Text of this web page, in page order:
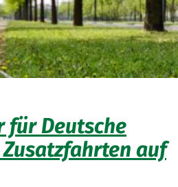
für Deutsche
auf